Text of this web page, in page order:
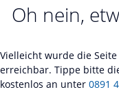
Oh nein,
Vielleicht wurde die
erreichbar. Tippe bitte
kostenlos an unter 0891